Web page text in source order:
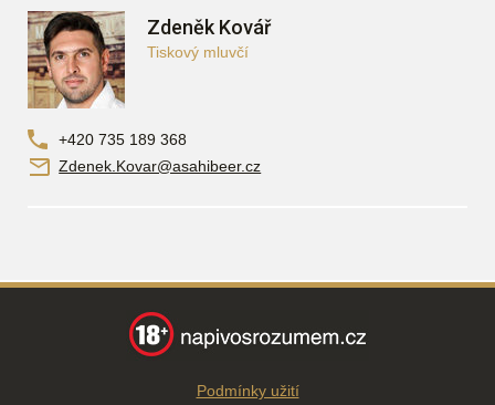
Zdeněk Kovář
Tiskový mluvčí
+420 735 189 368
Zdenek.Kovar@asahibeer.cz
Podmínky užití